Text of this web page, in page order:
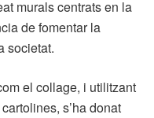
murals centrats en la
de fomentar la
societat.
el collage, i utilitzant
s’ha donat